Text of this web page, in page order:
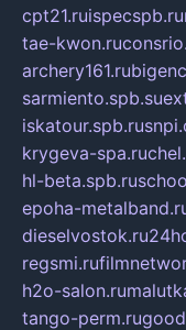
cpt21.ruispecspb.ru
tae-kwon.ru
archery161.ru
sarmiento.spb.su
iskatour.spb.ru
krygeva-spa.ru
hl-beta.spb.ru
epoha-
dieselvostok.ru
regsmi.ru
h2o-salon.ru
tango-perm.ru